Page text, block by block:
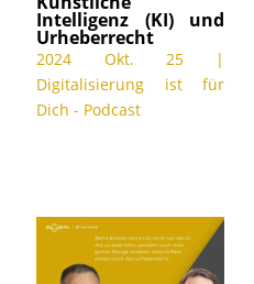
Intelligenz (KI) und
Urheberrecht
2024 Okt. 25|
Digitalisierung ist für
Dich - Podcast